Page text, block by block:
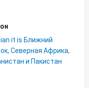
it is Ближний
Северная Африка,
и Пакистан